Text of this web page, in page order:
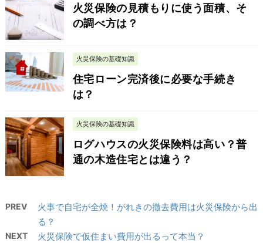
火災保険の見積もりに使う面積、そ
の調べ方は？
火災保険の基礎知識
住宅ローン完済後に必要な手続き
は？
火災保険の基礎知識
ログハウスの火災保険料は高い？普
通の木造住宅とは違う？
PREV
火事で自宅が全焼！がれきの撤去費用は火災保険から出
る？
NEXT 火災保険で仮住まい費用が出るって本当？